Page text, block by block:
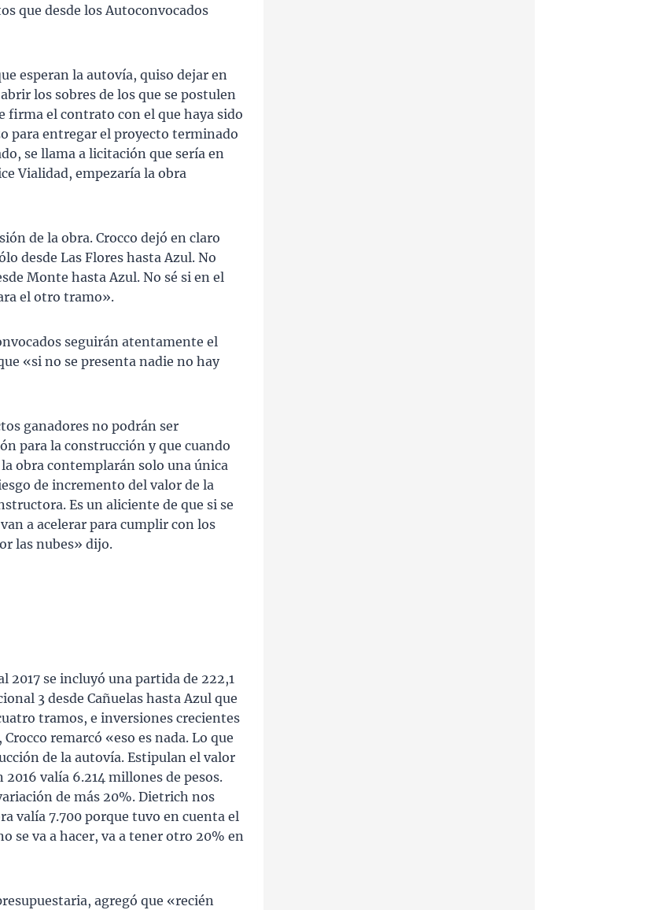
que desde los Autoconvocados
esperan la autovía, quiso dejar en
los sobres de los que se postulen
firma el contrato con el que haya sido
para entregar el proyecto terminado
se llama a licitación que sería en
Vialidad, empezaría la obra
de la obra. Crocco dejó en claro
desde Las Flores hasta Azul. No
Monte hasta Azul. No sé si en el
el otro tramo».
seguirán atentamente el
«si no se presenta nadie no hay
ganadores no podrán ser
para la construcción y que cuando
obra contemplarán solo una única
de incremento del valor de la
Es un aliciente de que si se
a acelerar para cumplir con los
las nubes» dijo.
2017 se incluyó una partida de 222,1
3 desde Cañuelas hasta Azul que
tramos, e inversiones crecientes
remarcó «eso es nada. Lo que
de la autovía. Estipulan el valor
valía 6.214 millones de pesos.
de más 20%. Dietrich nos
valía 7.700 porque tuvo en cuenta el
se va a hacer, va a tener otro 20% en
agregó que «recién